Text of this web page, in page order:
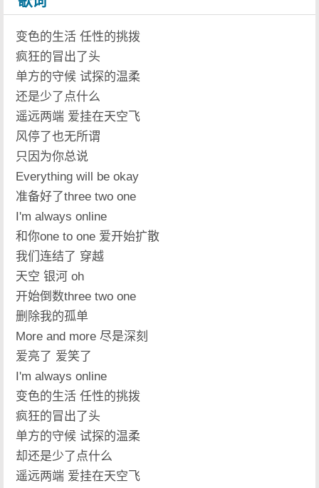
变色的生活 任性的挑拨
疯狂的冒出了头
单方的守候 试探的温柔
还是少了点什么
遥远两端 爱挂在天空飞
风停了也无所谓
只因为你总说
Everything will be okay
准备好了three two one
I'm always online
和你one to one 爱开始扩散
我们连结了 穿越
天空 银河 oh
开始倒数three two one
删除我的孤单
More and more 尽是深刻
爱亮了 爱笑了
I'm always online
变色的生活 任性的挑拨
疯狂的冒出了头
单方的守候 试探的温柔
却还是少了点什么
遥远两端 爱挂在天空飞